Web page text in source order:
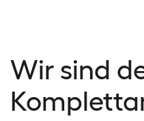
Wir sind